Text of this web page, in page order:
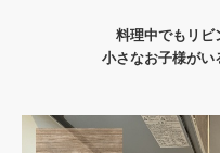
料理中でもリビ
小さなお子様がい